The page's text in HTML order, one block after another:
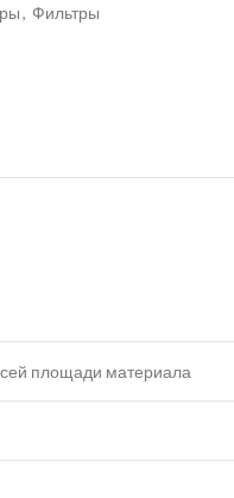
, Фильтры
площади материала